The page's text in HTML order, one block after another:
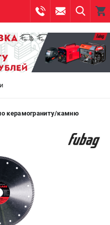
ЗАПЧАСТЕЙ
керамограниту/камню